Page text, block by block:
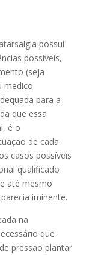
possui
possíveis,
(seja
medico
para a
que essa
é o
de cada
casos possíveis
qualificado
até mesmo
iminente.
na
que
pressão plantar